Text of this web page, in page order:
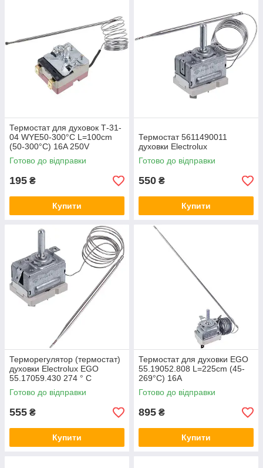
Термостат для духовок Т-31-
04 WYE50-300°C L=100cm
(50-300°C) 16A 250V
Готово до відправки
195 ₴
Купити
Термостат 5611490011
духовки Electrolux
Готово до відправки
550 ₴
Купити
Терморегулятор (термостат)
духовки Electrolux EGO
55.17059.430 274 ​​° C
3570832018
Готово до відправки
555 ₴
Купити
Термостат для духовки EGO
55.19052.808 L=225cm (45-
269°С) 16A
Готово до відправки
895 ₴
Купити